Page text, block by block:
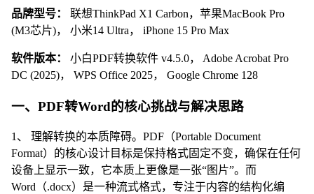
品牌型号：
联想ThinkPad X1 Carbon，苹果MacBook Pro
(M3芯片)， 小米14 Ultra， iPhone 15 Pro Max
软件版本：
小白PDF转换软件 v4.5.0， Adobe Acrobat Pro
DC (2025)， WPS Office 2025， Google Chrome 128
一、PDF转Word的核心挑战与解决思路
1、 理解转换的本质障碍。PDF（Portable Document
Format）的核心设计目标是保持格式固定不变，确保在任何
设备上显示一致，它本质上更像是一张“图片”。而
Word（.docx）是一种流式格式，专注于内容的结构化编